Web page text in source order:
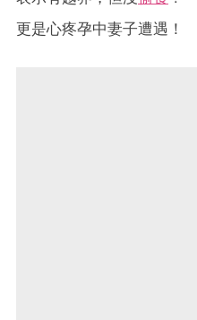
更是心疼孕中妻子遭遇！